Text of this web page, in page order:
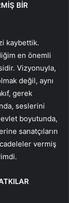
BİR
kaybettik.
en önemli
Vizyonuyla,
değil, aynı
gerek
seslerini
boyutunda,
sanatçıların
vermiş